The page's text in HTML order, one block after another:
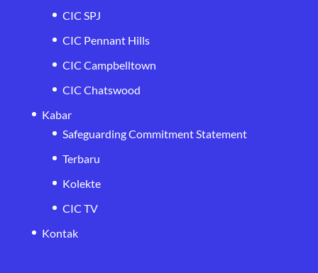
CIC SPJ
CIC Pennant Hills
CIC Campbelltown
CIC Chatswood
Kabar
Safeguarding Commitment Statement
Terbaru
Kolekte
CIC TV
Kontak